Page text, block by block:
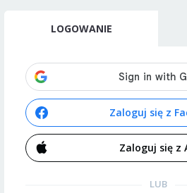
LOGOWANIE
Zaloguj się z
Zaloguj się z
LUB